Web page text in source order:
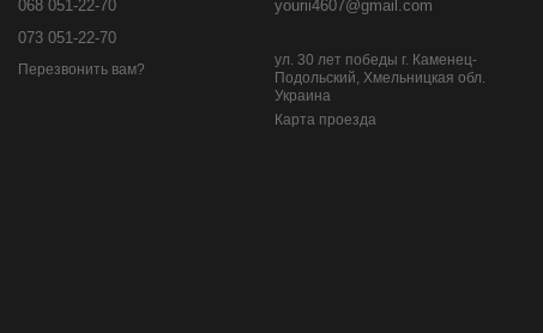
068 051-22-70
073 051-22-70
Перезвонить вам?
yourii4607@gmail.com
ул. 30 лет победы г. Каменец-
Подольский, Хмельницкая обл.
Украина
Карта проезда